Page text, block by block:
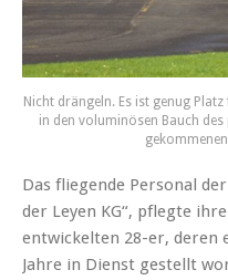
Nicht drängeln. Es ist genug
in den voluminösen Bauch
Das fliegende Personal
der Leyen KG“, pflegte
entwickelten 28-er, deren
Jahre in Dienst gestellt